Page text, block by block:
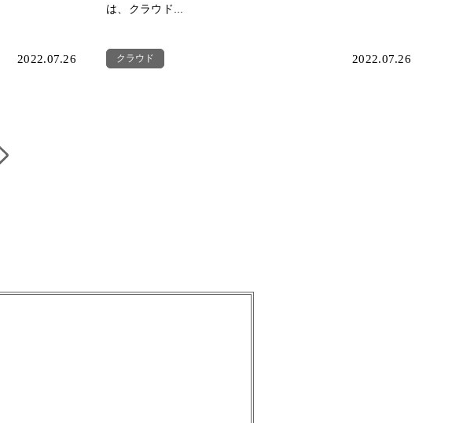
2022.07.26
は、クラウド...
クラウド 2022.07.26